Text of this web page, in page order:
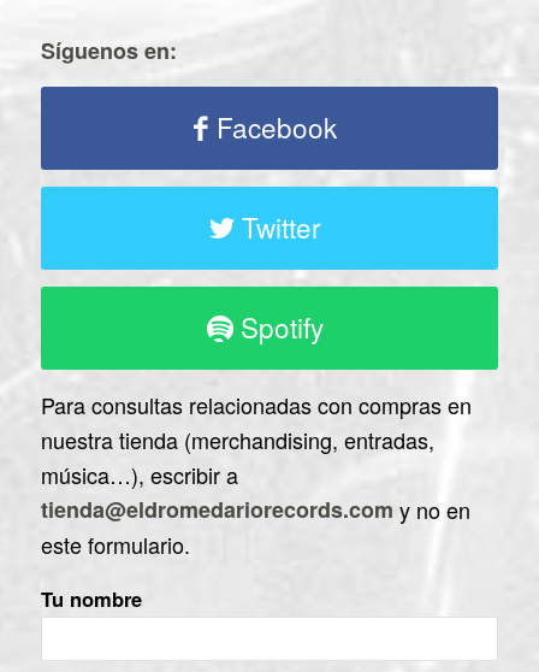
Síguenos en:
Facebook
Twitter
Spotify
Para consultas relacionadas con compras en
nuestra tienda (merchandising, entradas,
música…), escribir a
tienda@eldromedariorecords.com y no en
este formulario.
Tu nombre